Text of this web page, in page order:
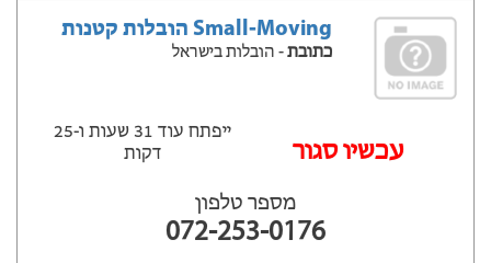
Small-Moving הובלות קטנות
כתובת- הובלות בישראל
עכשיו סגור
ייפתח עוד 31 שעות ‫ו-25
דקות
מספר טלפון
072-253-0176